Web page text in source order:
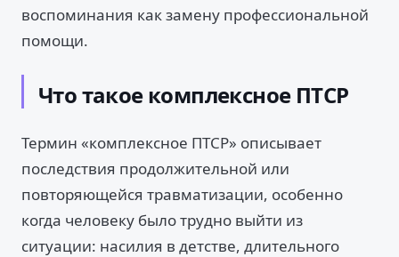
воспоминания как замену профессиональной
помощи.
Что такое комплексное ПТСР
Термин «комплексное ПТСР» описывает
последствия продолжительной или
повторяющейся травматизации, особенно
когда человеку было трудно выйти из
ситуации: насилия в детстве, длительного